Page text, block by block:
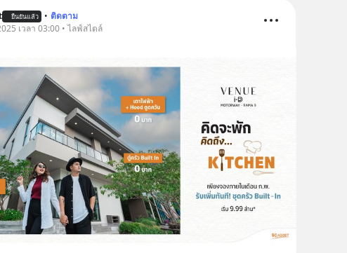
ยืนยันแล้ว • ติดตาม
เวลา 03:00 • ไลฟ์สไตล์